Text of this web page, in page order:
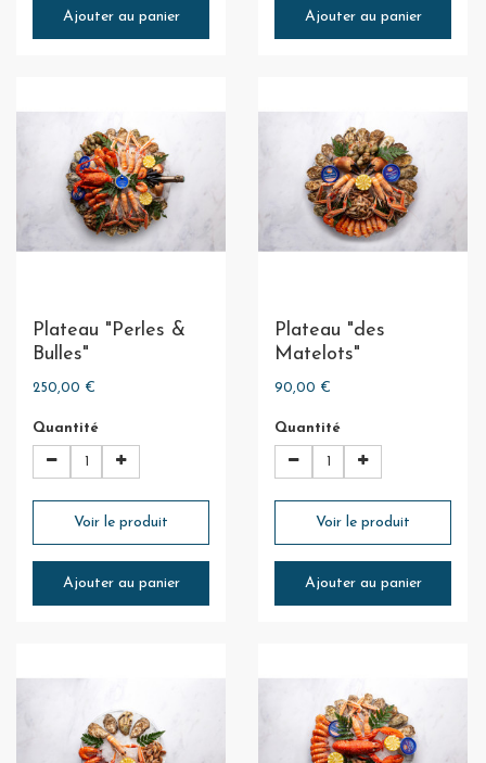
Ajouter au panier Ajouter au panier
Plateau "Perles &
Bulles"
250,00 €
Quantité
Voir le produit
Ajouter au panier
Plateau "des
Matelots"
90,00 €
Quantité
Voir le produit
Ajouter au panier